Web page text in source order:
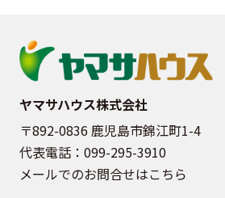
ヤマサハウス株式会社
〒892-0836 鹿児島市錦江町1-4
代表電話： 099-295-3910
メールでのお問合せはこちら